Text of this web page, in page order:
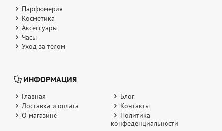
Парфюмерия
Косметика
Аксессуары
Часы
Уход за телом
ИНФОРМАЦИЯ
Главная
Блог
Доставка и оплата
Контакты
О магазине
Политика
конфеденциальности